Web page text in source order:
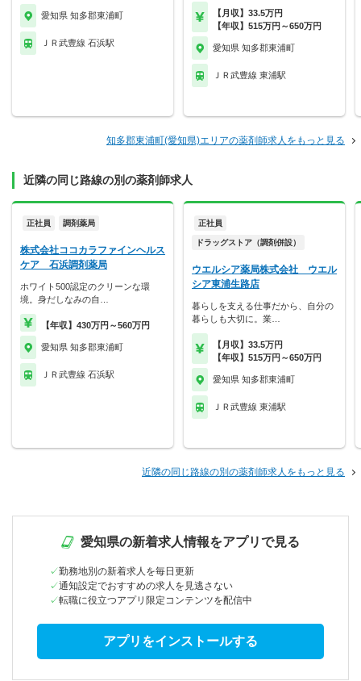
愛知県 知多郡東浦町
ＪＲ武豊線 石浜駅
【月収】33.5万円
【年収】515万円～650万円
愛知県 知多郡東浦町
ＪＲ武豊線 東浦駅
知多郡東浦町(愛知県)エリアの薬剤師求人をもっと見る
近隣の同じ路線の別の薬剤師求人
正社員 調剤薬局
株式会社ココカラファインヘルス
ケア 石浜調剤薬局
ホワイト500認定のクリーンな環
境。身だしなみの自…
【年収】430万円～560万円
愛知県 知多郡東浦町
ＪＲ武豊線 石浜駅
正社員
ドラッグストア（調剤併設）
ウエルシア薬局株式会社 ウエル
シア東浦生路店
暮らしを支える仕事だから、自分の
暮らしも大切に。業…
【月収】33.5万円
【年収】515万円～650万円
愛知県 知多郡東浦町
ＪＲ武豊線 東浦駅
近隣の同じ路線の別の薬剤師求人をもっと見る
愛知県の新着求人情報をアプリで見る
勤務地別の新着求人を毎日更新
通知設定でおすすめの求人を見逃さない
転職に役立つアプリ限定コンテンツを配信中
アプリをインストールする